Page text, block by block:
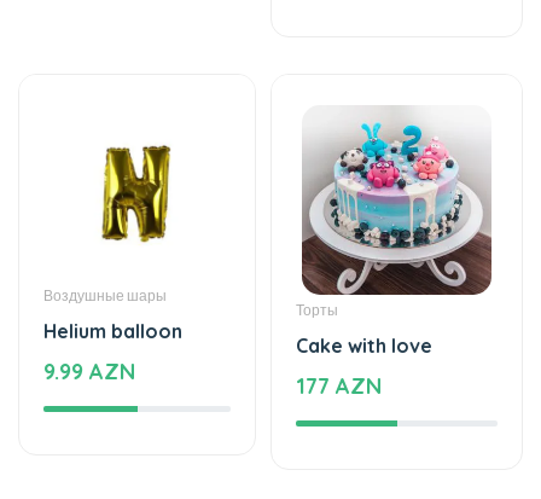
Воздушные шары
Helium balloon
9.99 AZN
Торты
Cake with love
177 AZN